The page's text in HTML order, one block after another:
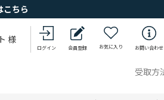
こちら
様
ログイン 会員登録 お気に入り お問い合わせ
受取方